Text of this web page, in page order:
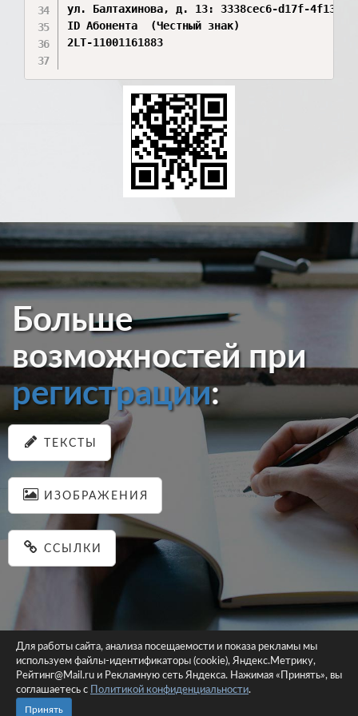
ул. Балтахинова, д. 13: 3338cec6-d17f-4f13-
ID Абонента  (Честный знак)
2LT-11001161883
Больше
возможностей при
регистрации:
ТЕКСТЫ
ИЗОБРАЖЕНИЯ
ССЫЛКИ
© 2026 pastein.ru |Пользовательское соглашение|Политика
конфиденциальности
Для работы сайта, анализа посещаемости и показа рекламы мы
используем файлы-идентификаторы (cookie), Яндекс.Метрику,
Рейтинг@Mail.ru и Рекламную сеть Яндекса. Нажимая «Принять», вы
соглашаетесь с
Политикой конфиденциальности.
Принять